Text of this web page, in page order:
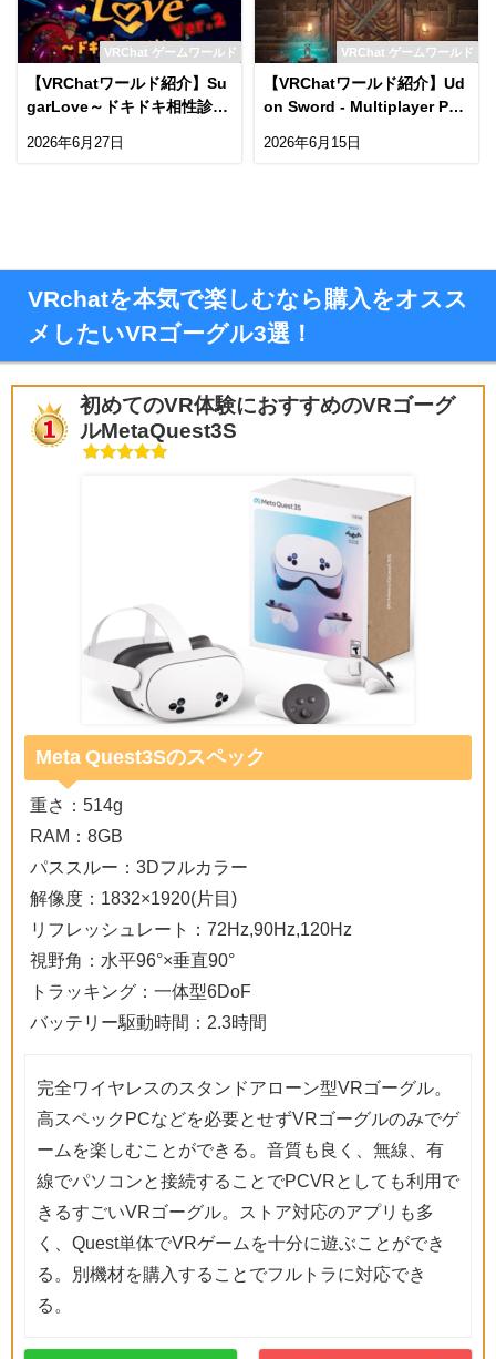
VRChat ゲームワールド
【VRChatワールド紹介】Su
garLove～ドキドキ相性診断
＂VRCTemple＂ has been r
2026年6月27日
VRChat ゲームワールド
【VRChatワールド紹介】Ud
on Sword - Multiplayer PvE
2026年6月15日
VRchatを本気で楽しむなら購入をオスス
メしたいVRゴーグル3選！
初めてのVR体験におすすめのVRゴーグ
ルMetaQuest3S
Meta Quest3Sのスペック
重さ：514g
RAM：8GB
パススルー：3Dフルカラー
解像度：1832×1920(片目)
リフレッシュレート：72Hz,90Hz,120Hz
視野角：水平96°×垂直90°
トラッキング：一体型6DoF
バッテリー駆動時間：2.3時間
完全ワイヤレスのスタンドアローン型VRゴーグル。
高スペックPCなどを必要とせずVRゴーグルのみでゲ
ームを楽しむことができる。音質も良く、無線、有
線でパソコンと接続することでPCVRとしても利用で
きるすごいVRゴーグル。ストア対応のアプリも多
く、Quest単体でVRゲームを十分に遊ぶことができ
る。別機材を購入することでフルトラに対応でき
る。